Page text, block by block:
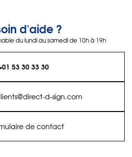
d'aide ?
du lundi au samedi de 10h à 19h
01 53 30 33 30
d-sign.com
de contact